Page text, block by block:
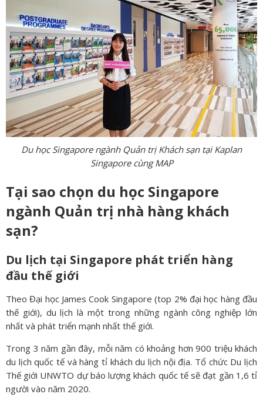
Du học Singapore ngành Quản trị Khách sạn tại Kaplan
Singapore cùng MAP
Tại sao chọn du học Singapore
ngành Quản trị nhà hàng khách
sạn?
Du lịch tại Singapore phát triển hàng
đầu thế giới
Theo Đại học James Cook Singapore (top 2% đại học hàng đầu
thế giới), du lịch là một trong những ngành công nghiệp lớn
nhất và phát triển mạnh nhất thế giới.
Trong 3 năm gần đây, mỗi năm có khoảng hơn 900 triệu khách
du lịch quốc tế và hàng tỉ khách du lịch nội địa. Tổ chức Du lịch
Thế giới UNWTO dự báo lượng khách quốc tế sẽ đạt gần 1,6 tỉ
người vào năm 2020.